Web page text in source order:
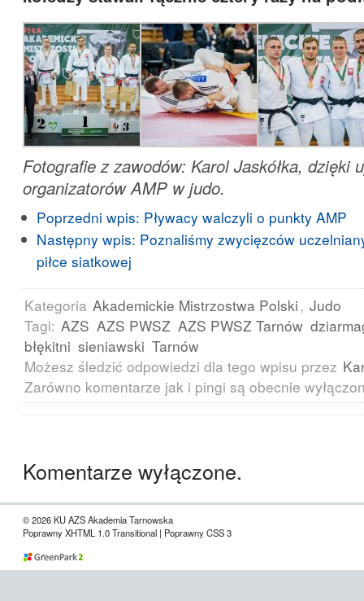
Fotografie z zawodów: Karol Jaskółka, dzięki
organizatorów AMP w judo.
Poprzedni wpis: Pływacy walczyli o punkty AMP
Następny wpis: Poznaliśmy zwycięzców
piłce siatkowej
Kategoria Akademickie Mistrzostwa Polski, Judo
Tagi: AZS AZS PWSZ AZS PWSZ Tarnów
błękitni sieniawski Tarnów
Możesz śledzić odpowiedzi dla tego wpisu przez
Zarówno komentarze jak i pingi są obecnie
Komentarze wyłączone.
© 2026 KU AZS Akademia Tarnowska
Poprawny XHTML 1.0 Transitional | Poprawny CSS 3